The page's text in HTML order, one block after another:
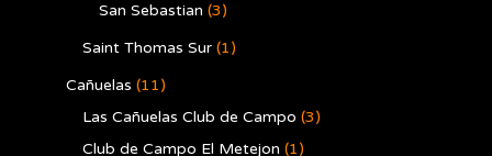
San Sebastian (3)
Saint Thomas Sur (1)
Cañuelas (11)
Las Cañuelas Club de Campo (3)
Club de Campo El Metejon (1)